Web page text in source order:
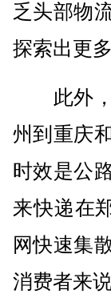
乏头部物
探索出更
此外，
州到重庆
时效是公
来快递在
网快速集
消费者来